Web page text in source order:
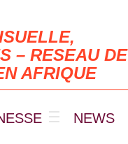
– RESEAU DE
AFRIQUE
NEWS